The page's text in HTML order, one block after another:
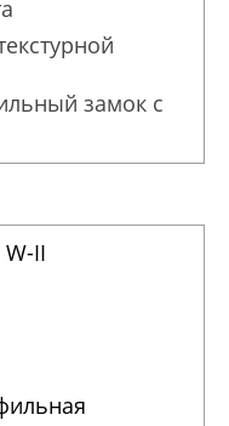
замок с
II